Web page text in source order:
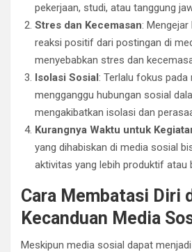
pekerjaan, studi, atau tanggung
Stres dan Kecemasan:
reaksi positif dari postingan di
menyebabkan stres dan
Isolasi Sosial: Terlalu fokus
mengganggu hubungan sosial
mengakibatkan isolasi dan
Kurangnya Waktu untuk
yang dihabiskan di media sosial
aktivitas yang lebih produktif atau
Cara Membatasi Diri
Kecanduan Media
Meskipun media sosial dapat